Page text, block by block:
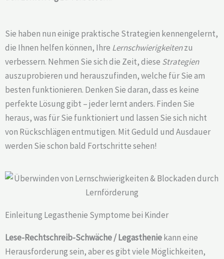
Sie haben nun einige praktische Strategien kennengelernt,
die Ihnen helfen können, Ihre Lernschwierigkeitenzu
verbessern. Nehmen Sie sich die Zeit, diese Strategien
auszuprobieren und herauszufinden, welche für Sie am
besten funktionieren. Denken Sie daran, dass es keine
perfekte Lösung gibt – jeder lernt anders. Finden Sie
heraus, was für Sie funktioniert und lassen Sie sich nicht
von Rückschlägen entmutigen. Mit Geduld und Ausdauer
werden Sie schon bald Fortschritte sehen!
Einleitung Legasthenie Symptome bei Kinder
Lese-Rechtschreib-Schwäche / Legastheniekann eine
Herausforderung sein, aber es gibt viele Möglichkeiten,